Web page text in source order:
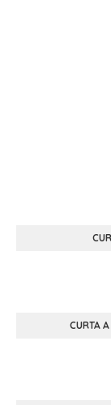
CURTA